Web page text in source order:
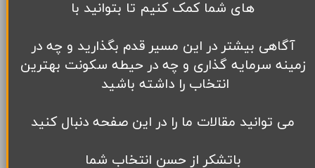
های شما کمک کنیم تا بتوانید با
آگاهی بیشتر در این مسیر قدم بگذارید و چه در
زمینه سرمایه گذاری و چه در حیطه سکونت بهترین
انتخاب را داشته باشید
می توانید مقالات ما را در این صفحه دنبال کنید
باتشکر از حسن انتخاب شما